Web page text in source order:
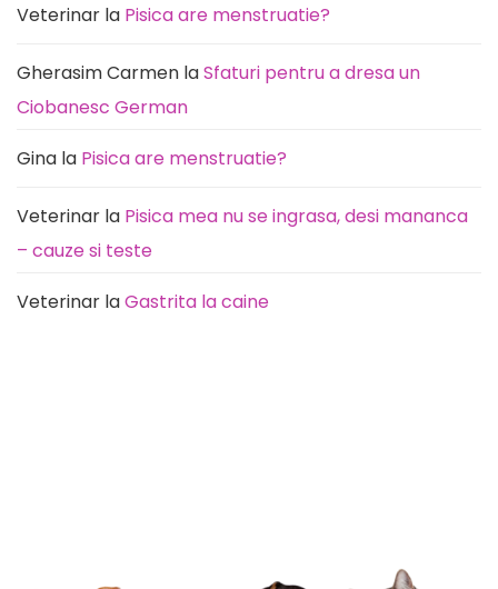
la
rutină
Veterinar la Pisica are menstruatie?
Gherasim Carmen laSfaturi pentru a dresa un
Ciobanesc German
Gina la Pisica are menstruatie?
Veterinar la Pisica mea nu se ingrasa, desi mananca
– cauze si teste
Veterinar laGastrita la caine